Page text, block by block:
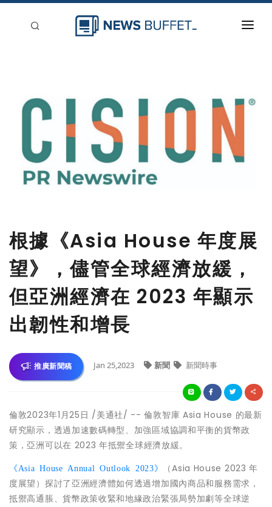
登入
根據《Asia House 年度展
望》，儘管全球經濟放緩，
但亞洲經濟在 2023 年顯示
出韌性和增長
推廣新聞稿 Jan 25,2023 新聞 新聞時事
倫敦2023年1月25日 /美通社/ -- 倫敦智庫 Asia House 的最新
研究顯示，透過加速數碼轉型、加強區域協調和平衡的貨幣政
策，亞洲可以在 2023 年抵禦全球經濟放緩。
《Asia House Annual Outlook 2023》
（Asia House 2023 年
度展望）探討了亞洲經濟體如何透過增加國內商品和服務需求，
抵禦高通脹、貨幣政策收緊和地緣政治緊張局勢加劇等全球逆